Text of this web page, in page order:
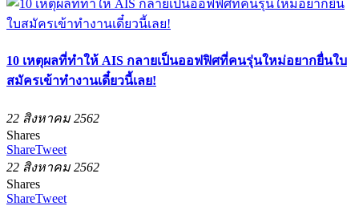
10 เหตุผลที่ทำให้ AIS กลายเป็นออฟฟิศที่คนรุ่นใหม่อยากยื่นใบ
สมัครเข้าทำงานเดี๋ยวนี้เลย!
22 สิงหาคม 2562
Shares
ShareTweet
22 สิงหาคม 2562
Shares
ShareTweet